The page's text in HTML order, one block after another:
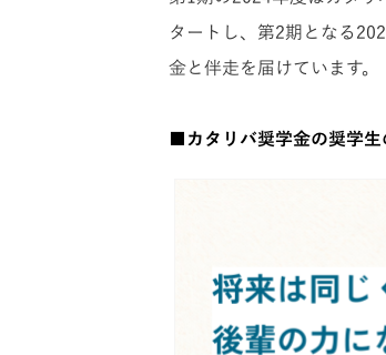
タートし、第2期となる
金と伴走を届けています。
■カタリバ奨学金の奨学生